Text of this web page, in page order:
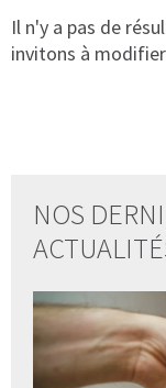
Il n'y a pas de
invitons à
NOS